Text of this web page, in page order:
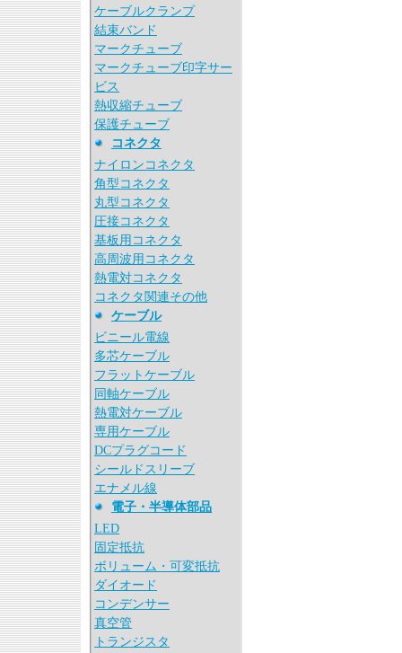
ケーブルクランプ
結束バンド
マークチューブ
マークチューブ印字サー
ビス
熱収縮チューブ
保護チューブ
コネクタ
ナイロンコネクタ
角型コネクタ
丸型コネクタ
圧接コネクタ
基板用コネクタ
高周波用コネクタ
熱電対コネクタ
コネクタ関連その他
ケーブル
ビニール電線
多芯ケーブル
フラットケーブル
同軸ケーブル
熱電対ケーブル
専用ケーブル
DCプラグコード
シールドスリーブ
エナメル線
電子・半導体部品
LED
固定抵抗
ボリューム・可変抵抗
ダイオード
コンデンサー
真空管
トランジスタ